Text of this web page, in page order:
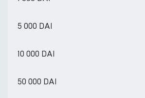
5 000 DAI
10 000 DAI
50 000 DAI